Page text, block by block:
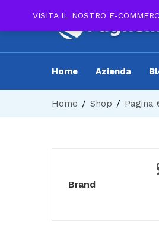
VISITA IL NOSTRO E-
Home Azienda
Home Shop Pagina
Brand